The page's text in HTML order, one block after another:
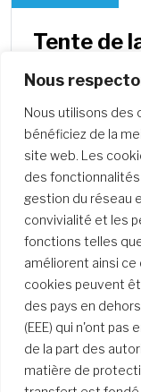
Nous
Nous utilisons des
bénéficiez de la
site web. Les
des
gestion du réseau
convivialité et les
fonctions telles
améliorent ainsi
cookies peuvent
des pays en
(EEE) qui n'ont
de la part des
matière de
Tente de
2024
série de
que nous